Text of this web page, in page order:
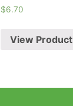
$6.70
View Product